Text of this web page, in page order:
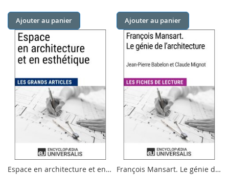
Ajouter au panier Ajouter au panier
Espace en architecture et en esthétique
François Mansart. Le génie de l'architecture, dir. Jean-Pierre Babelon et Claude Mignot